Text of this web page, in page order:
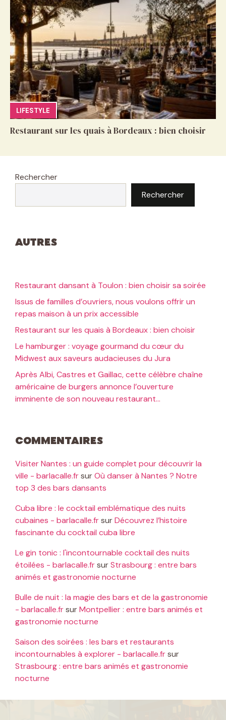
LIFESTYLE
Restaurant sur les quais à Bordeaux : bien choisir
Rechercher
Rechercher
Autres
Restaurant dansant à Toulon : bien choisir sa soirée
Issus de familles d’ouvriers, nous voulons offrir un
repas maison à un prix accessible
Restaurant sur les quais à Bordeaux : bien choisir
Le hamburger : voyage gourmand du cœur du
Midwest aux saveurs audacieuses du Jura
Après Albi, Castres et Gaillac, cette célèbre chaîne
américaine de burgers annonce l’ouverture
imminente de son nouveau restaurant…
Commentaires
Visiter Nantes : un guide complet pour découvrir la
ville - barlacalle.frsurOù danser à Nantes ? Notre
top 3 des bars dansants
Cuba libre : le cocktail emblématique des nuits
cubaines - barlacalle.frsurDécouvrez l’histoire
fascinante du cocktail cuba libre
Le gin tonic : l'incontournable cocktail des nuits
étoilées - barlacalle.frsurStrasbourg : entre bars
animés et gastronomie nocturne
Bulle de nuit : la magie des bars et de la gastronomie
- barlacalle.frsurMontpellier : entre bars animés et
gastronomie nocturne
Saison des soirées : les bars et restaurants
incontournables à explorer - barlacalle.frsur
Strasbourg : entre bars animés et gastronomie
nocturne